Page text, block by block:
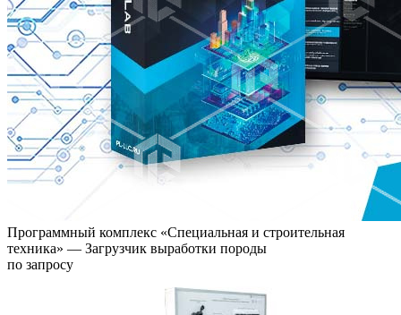
Программный комплекс «Специальная и строительная
техника» — Загрузчик выработки породы
по запросу